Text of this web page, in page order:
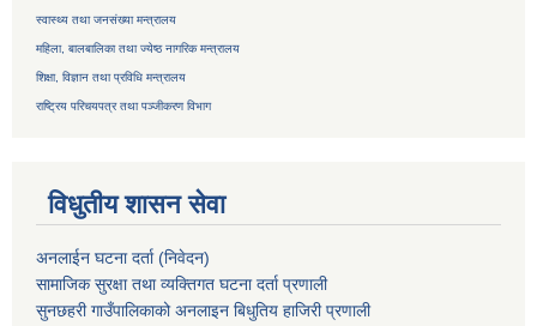
स्वास्थ्य तथा जनसंख्या मन्त्रालय
महिला, बालबालिका तथा ज्येष्ठ नागरिक मन्त्रालय
शिक्षा, विज्ञान तथा प्रविधि मन्त्रालय
राष्ट्रिय परिचयपत्र तथापञ्जीकरण विभाग
विधुतीय शासन सेवा
अनलाईन घटना दर्ता (निवेदन)
सामाजिक सुरक्षा तथा व्यक्तिगत घटना दर्ताप्रणाली
सुनछहरी गाउँपालिकाको अनलाइन बिधुतिय हाजिरी प्रणाली